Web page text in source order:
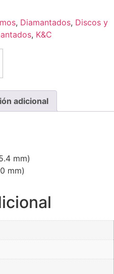
, Diamantados, Discos y
, K&C
adicional
mm)
mm)